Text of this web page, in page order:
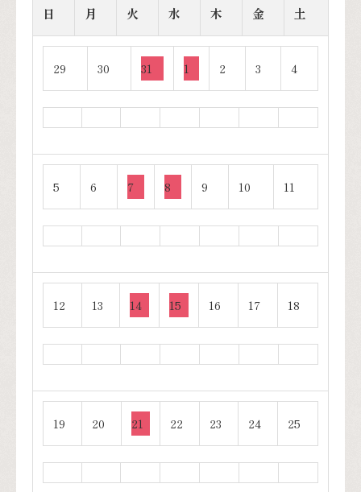
日 月 火 水 木 金 土
29 30 31 1 2 3 4
5 6 7 8 9 10 11
12 13 14 15 16 17 18
19 20 21 22 23 24 25